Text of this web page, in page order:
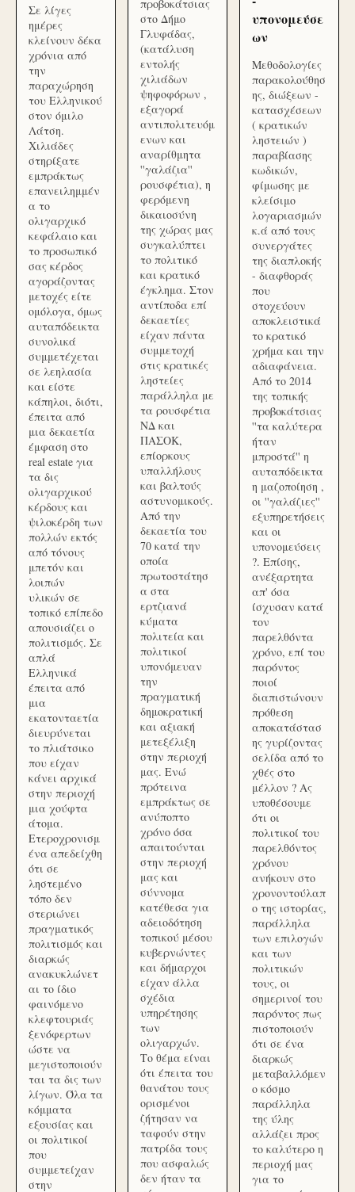
Σε λίγες
ημέρες
κλείνουν δέκα
χρόνια από
την
παραχώρηση
του Ελληνικού
στον όμιλο
Λάτση.
Χιλιάδες
στηρίξατε
εμπράκτως
επανειλημμέν
α το
ολιγαρχικό
κεφάλαιο και
το προσωπικό
σας κέρδος
αγοράζοντας
μετοχές είτε
ομόλογα, όμως
αυταπόδεικτα
συνολικά
συμμετέχεται
σε λεηλασία
και είστε
κάπηλοι, διότι,
έπειτα από
μια δεκαετία
έμφαση στο
real estate για
τα δις
ολιγαρχικού
κέρδους και
ψιλοκέρδη των
πολλών εκτός
από τόνους
μπετόν και
λοιπών
υλικών σε
τοπικό επίπεδο
απουσιάζει ο
πολιτισμός. Σε
απλά
Ελληνικά
έπειτα από
μια
εκατονταετία
διευρύνεται
το πλιάτσικο
που είχαν
κάνει αρχικά
στην περιοχή
μια χούφτα
άτομα.
Ετεροχρονισμ
ένα απεδείχθη
ότι σε
ληστεμένο
τόπο δεν
στεριώνει
πραγματικός
πολιτισμός και
διαρκώς
ανακυκλώνετ
αι το ίδιο
φαινόμενο
κλεφτουριάς
ξενόφερτων
ώστε να
μεγιστοποιούν
ται τα δις των
λίγων. Όλα τα
κόμματα
εξουσίας και
οι πολιτικοί
που
συμμετείχαν
στην
προβοκάτσιας
στο Δήμο
Γλυφάδας,
(κατάλυση
εντολής
χιλιάδων
ψηφοφόρων ,
εξαγορά
αντιπολιτευόμ
ενων και
αναρίθμητα
''γαλάζια''
ρουσφέτια), η
φερόμενη
δικαιοσύνη
της χώρας μας
συγκαλύπτει
το πολιτικό
και κρατικό
έγκλημα. Στον
αντίποδα επί
δεκαετίες
είχαν πάντα
συμμετοχή
στις κρατικές
ληστείες
παράλληλα με
τα ρουσφέτια
ΝΔ και
ΠΑΣΟΚ,
επίορκους
υπαλλήλους
και βαλτούς
αστυνομικούς.
Από την
δεκαετία του
70 κατά την
οποία
πρωτοστάτησ
α στα
ερτζιανά
κύματα
πολιτεία και
πολιτικοί
υπονόμευαν
την
πραγματική
δημοκρατική
και αξιακή
μετεξέλιξη
στην περιοχή
μας. Ενώ
πρότεινα
εμπράκτως σε
ανύποπτο
χρόνο όσα
απαιτούνται
στην περιοχή
μας και
σύννομα
κατέθεσα για
αδειοδότηση
τοπικού μέσου
κυβερνώντες
και δήμαρχοι
είχαν άλλα
σχέδια
υπηρέτησης
των
ολιγαρχών.
Το θέμα είναι
ότι έπειτα του
θανάτου τους
ορισμένοι
ζήτησαν να
ταφούν στην
πατρίδα τους
που ασφαλώς
δεν ήταν τα
υπονομεύσε
ων
Μεθοδολογίες
παρακολούθησ
ης, διώξεων -
κατασχέσεων
( κρατικών
ληστειών )
παραβίασης
κωδικών,
φίμωσης με
κλείσιμο
λογαριασμών
κ.ά από τους
συνεργάτες
της διαπλοκής
- διαφθοράς
που
στοχεύουν
αποκλειστικά
το κρατικό
χρήμα και την
αδιαφάνεια.
Από το 2014
της τοπικής
προβοκάτσιας
''τα καλύτερα
ήταν
μπροστά'' η
αυταπόδεικτα
η μαζοποίηση ,
οι ''γαλάζιες''
εξυπηρετήσεις
και οι
υπονομεύσεις
?. Επίσης,
ανέξαρτητα
απ' όσα
ίσχυσαν κατά
τον
παρελθόντα
χρόνο, επί του
παρόντος
ποιοί
διαπιστώνουν
πρόθεση
αποκατάστασ
ης γυρίζοντας
σελίδα από το
χθές στο
μέλλον ? Ας
υποθέσουμε
ότι οι
πολιτικοί του
παρελθόντος
χρόνου
ανήκουν στο
χρονοντούλαπ
ο της ιστορίας,
παράλληλα
των επιλογών
και των
πολιτικών
τους, οι
σημερινοί του
παρόντος πως
πιστοποιούν
ότι σε ένα
διαρκώς
μεταβαλλόμεν
ο κόσμο
παράλληλα
της ύλης
αλλάζει προς
το καλύτερο η
περιοχή μας
για το